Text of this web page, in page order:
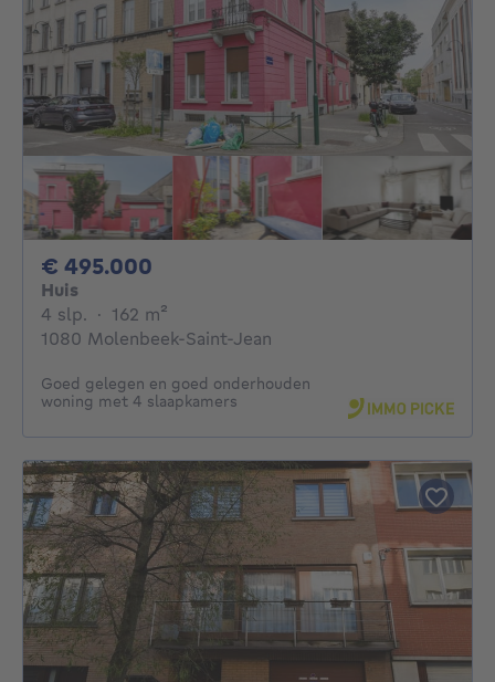
€ 495.000
Huis
4 slp. 4 slaapkamers
· 162 m²
1080 Molenbeek-Saint-Jean
Goed gelegen en goed onderhouden
woning met 4 slaapkamers